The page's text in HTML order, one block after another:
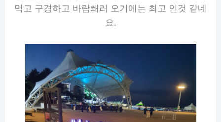
먹고 구경하고 바람쐐러 오기에는 최고 인것 같네
요.